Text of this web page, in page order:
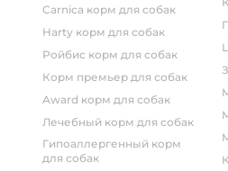
carnica корм для собак
harty корм для собак
ройбис корм для собак
корм премьер для собак
award корм для собак
лечебный корм для собак
гипоаллергенный корм
для собак